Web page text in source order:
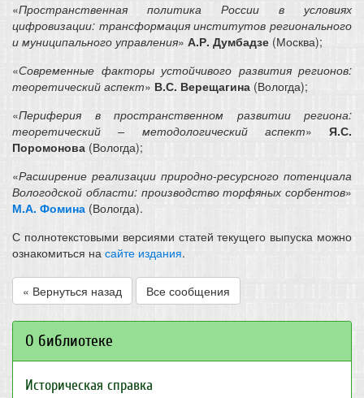
«Пространственная политика России в условиях
цифровизации: трансформация институтов регионального
и муниципального управления» А.Р. Думбадзе (Москва);
«Современные факторы устойчивого развития регионов:
теоретический аспект» В.С. Верещагина (Вологда);
«Периферия в пространственном развитии региона:
теоретический – методологический аспект» Я.С.
Поромонова (Вологда);
«Расширение реализации природно-ресурсного потенциала
Вологодской области: производство торфяных сорбентов»
М.А. Фомина (Вологда).
С полнотекстовыми версиями статей текущего выпуска можно
ознакомиться на сайте издания.
« Вернуться назад Все сообщения
О библиотеке
Историческая справка